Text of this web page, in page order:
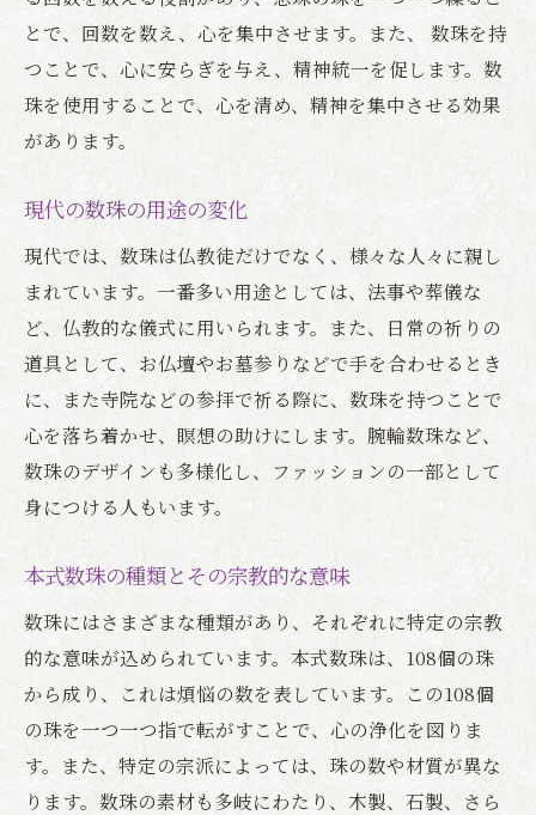
とで、回数を数え、心を集中させます。また、 数珠を持
つことで、心に安らぎを与え、精神統一を促します。数
珠を使用することで、心を清め、精神を集中させる効果
があります。
現代の数珠の用途の変化
現代では、数珠は仏教徒だけでなく、様々な人々に親し
まれています。一番多い用途としては、法事や葬儀な
ど、仏教的な儀式に用いられます。また、日常の祈りの
道具として、お仏壇やお墓参りなどで手を合わせるとき
に、また寺院などの参拝で祈る際に、数珠を持つことで
心を落ち着かせ、瞑想の助けにします。腕輪数珠など、
数珠のデザインも多様化し、ファッションの一部として
身につける人もいます。
本式数珠の種類とその宗教的な意味
数珠にはさまざまな種類があり、それぞれに特定の宗教
的な意味が込められています。本式数珠は、108個の珠
から成り、これは煩悩の数を表しています。この108個
の珠を一つ一つ指で転がすことで、心の浄化を図りま
す。また、特定の宗派によっては、珠の数や材質が異な
ります。数珠の素材も多岐にわたり、木製、石製、さら